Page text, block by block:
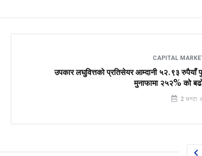
CAPITAL
उपकार लघुवित्तको प्रतिसेयर आम्दानी ५२.९३ रुपैयाँ
मुनाफामा २५२% को
2 घण्टा